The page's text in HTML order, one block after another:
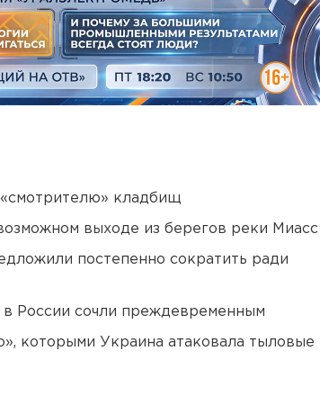
кладбищ
выходе из берегов реки Миасс
постепенно сократить ради
России сочли преждевременным
которыми Украина атаковала тыловые